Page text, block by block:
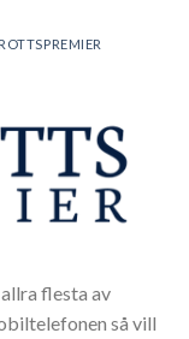
flesta av
så vill